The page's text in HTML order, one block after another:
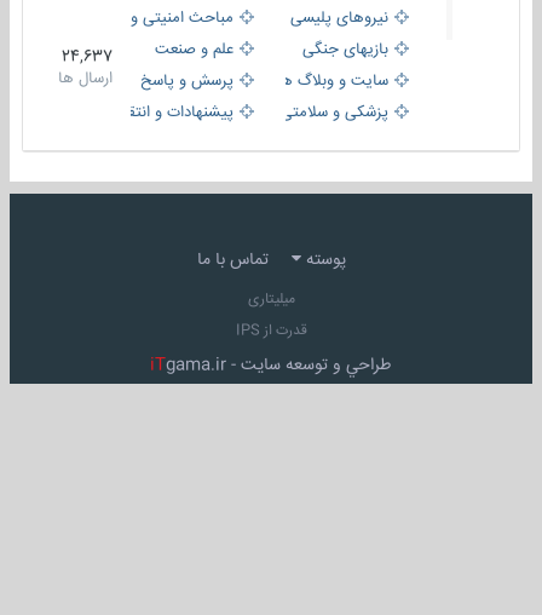
نیروهای پلیسی
مباحث امنیتی و اطلاعاتی
بازیهای جنگی
علم و صنعت
سایت و وبلاگ ها
پرسش و پاسخ
پزشکی و سلامتی
پیشنهادات و انتقادات
24,637
ارسال ها
پوسته تماس با ما
میلیتاری
قدرت از IPS
طراحي و توسعه سايت - iTgama.ir